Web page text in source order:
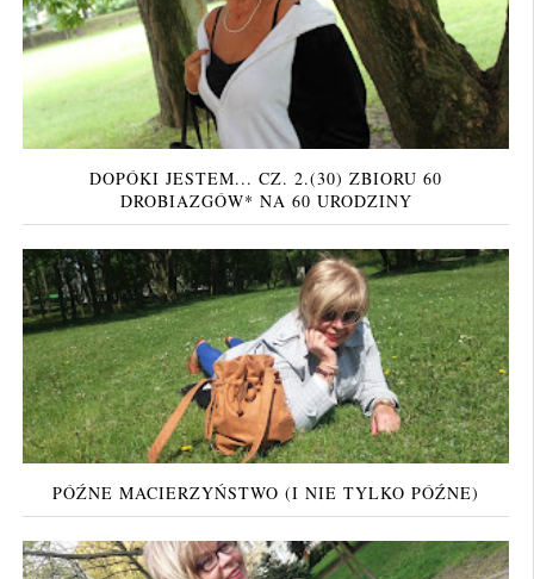
DOPÓKI JESTEM... CZ. 2.(30) ZBIORU 60
DROBIAZGÓW* NA 60 URODZINY
PÓŹNE MACIERZYŃSTWO (I NIE TYLKO PÓŹNE)